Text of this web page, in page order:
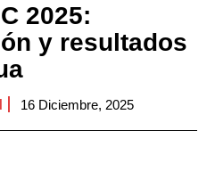
2025:
y resultados
16 Diciembre, 2025